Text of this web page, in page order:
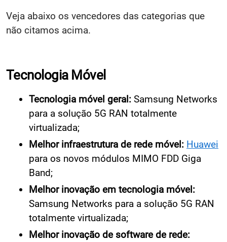
Veja abaixo os vencedores das categorias que
não citamos acima.
Tecnologia Móvel
Tecnologia móvel geral: Samsung Networks
para a solução 5G RAN totalmente
virtualizada;
Melhor infraestrutura de rede móvel: Huawei
para os novos módulos MIMO FDD Giga
Band;
Melhor inovação em tecnologia móvel:
Samsung Networks para a solução 5G RAN
totalmente virtualizada;
Melhor inovação de software de rede: